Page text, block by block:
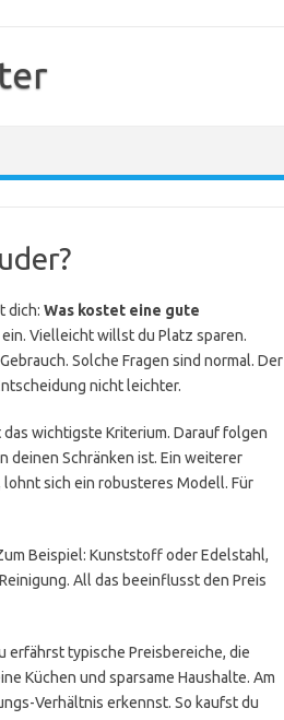
dich: Was kostet eine gute
Vielleicht willst du Platz sparen.
Solche Fragen sind normal. Der
nicht leichter.
wichtigste Kriterium. Darauf folgen
deinen Schränken ist. Ein weiterer
sich ein robusteres Modell. Für
Beispiel: Kunststoff oder Edelstahl,
All das beeinflusst den Preis
erfährst typische Preisbereiche, die
Küchen und sparsame Haushalte. Am
Verhältnis erkennst. So kaufst du